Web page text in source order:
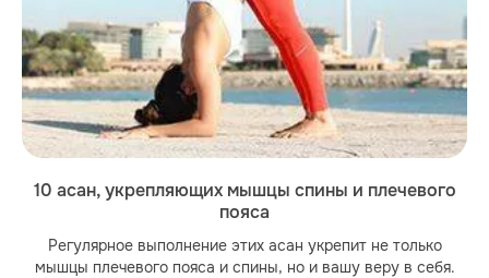
10 асан, укрепляющих мышцы спины и плечевого
пояса
Регулярное выполнение этих асан укрепит не только
мышцы плечевого пояса и спины, но и вашу веру в себя.